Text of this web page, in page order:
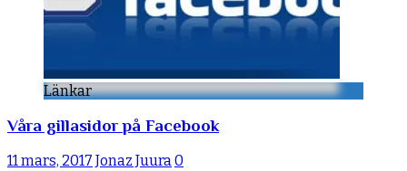
Länkar
Våra gillasidor på Facebook
11 mars, 2017 Jonaz Juura0